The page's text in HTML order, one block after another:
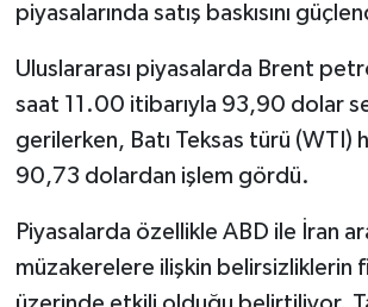
piyasalarında satış baskısını
Uluslararası piyasalarda Brent
saat 11.00 itibarıyla 93,90 dolar
gerilerken, Batı Teksas türü (WTI)
90,73 dolardan işlem gördü.
Piyasalarda özellikle ABD ile İran
müzakerelere ilişkin belirsizliklerin